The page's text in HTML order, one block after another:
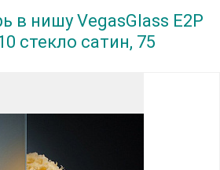
в нишу VegasGlass E2P
стекло сатин, 75